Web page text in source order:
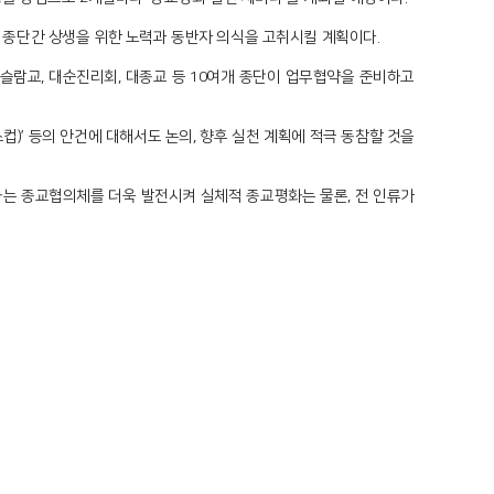
단간 상생을 위한 노력과 동반자 의식을 고취시킬 계획이다.
람교, 대순진리회, 대종교 등 10여개 종단이 업무협약을 준비하고
)’ 등의 안건에 대해서도 논의, 향후 실천 계획에 적극 동참할 것을
종교협의체를 더욱 발전시켜 실체적 종교평화는 물론, 전 인류가